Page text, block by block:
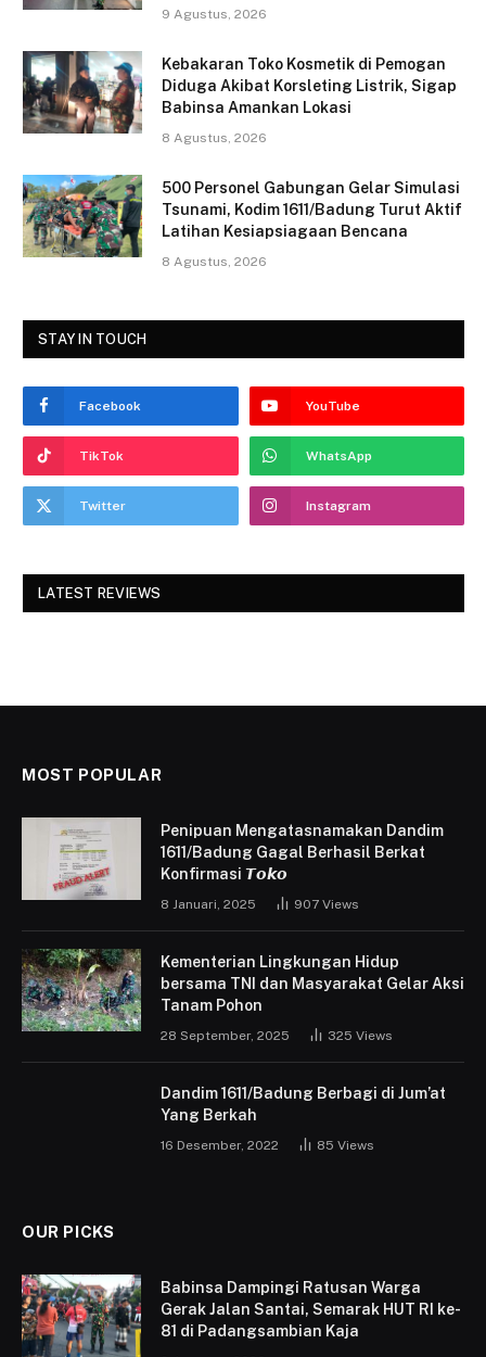
o
k
9 Agustus, 2026
Kebakaran Toko Kosmetik di Pemogan
Diduga Akibat Korsleting Listrik, Sigap
Babinsa Amankan Lokasi
8 Agustus, 2026
500 Personel Gabungan Gelar Simulasi
Tsunami, Kodim 1611/Badung Turut Aktif
Latihan Kesiapsiagaan Bencana
8 Agustus, 2026
STAY IN TOUCH
Facebook YouTube
TikTok WhatsApp
Twitter Instagram
LATEST REVIEWS
MOST POPULAR
Penipuan Mengatasnamakan Dandim
1611/Badung Gagal Berhasil Berkat
Konfirmasi 𝙏𝙤𝙠𝙤
8 Januari, 2025 907 Views
Kementerian Lingkungan Hidup
bersama TNI dan Masyarakat Gelar Aksi
Tanam Pohon
28 September, 2025 325 Views
Dandim 1611/Badung Berbagi di Jum’at
Yang Berkah
16 Desember, 2022 85 Views
OUR PICKS
Babinsa Dampingi Ratusan Warga
Gerak Jalan Santai, Semarak HUT RI ke-
81 di Padangsambian Kaja